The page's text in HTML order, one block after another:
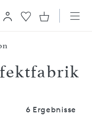
6 Ergebnisse